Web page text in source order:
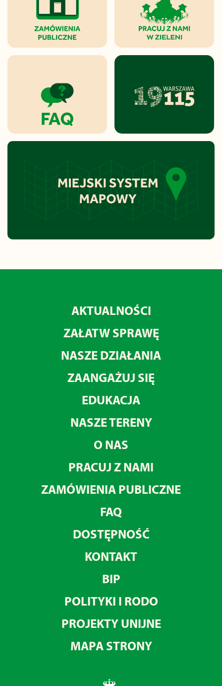
AKTUALNOŚCI
ZAŁATW SPRAWĘ
NASZE DZIAŁANIA
ZAANGAŻUJ SIĘ
EDUKACJA
NASZE TERENY
O NAS
PRACUJ Z NAMI
ZAMÓWIENIA PUBLICZNE
FAQ
DOSTĘPNOŚĆ
KONTAKT
BIP
POLITYKI I RODO
PROJEKTY UNIJNE
MAPA STRONY